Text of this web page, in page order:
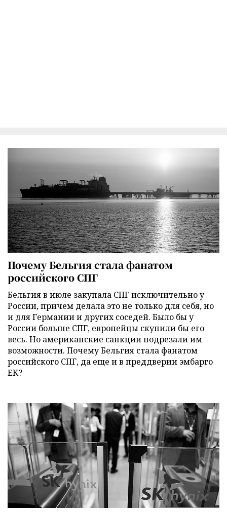
Почему Бельгия стала фанатом
российского СПГ
Бельгия в июле закупала СПГ исключительно у
России, причем делала это не только для себя, но
и для Германии и других соседей. Было бы у
России больше СПГ, европейцы скупили бы его
весь. Но американские санкции подрезали им
возможности. Почему Бельгия стала фанатом
российского СПГ, да еще и в преддверии эмбарго
ЕК?